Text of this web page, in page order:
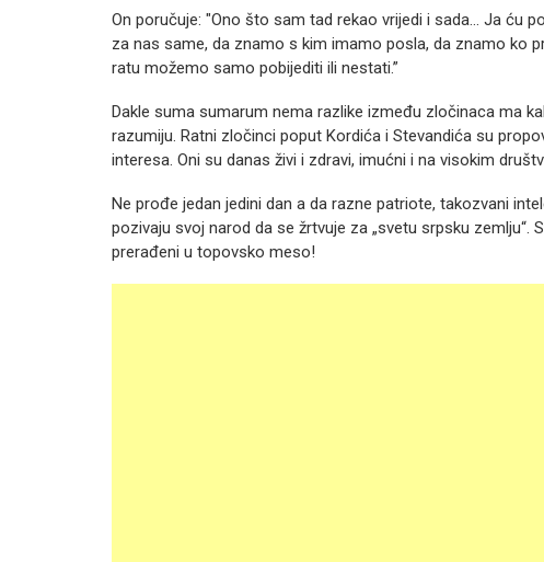
On poručuje: "Ono što sam tad rekao vrijedi i sada... Ja ću
za nas same, da znamo s kim imamo posla, da znamo ko
ratu možemo samo pobijediti ili nestati.”
Dakle suma sumarum nema razlike između zločinaca ma
razumiju. Ratni zločinci poput Kordića i Stevandića su
interesa. Oni su danas živi i zdravi, imućni i na visokim
Ne prođe jedan jedini dan a da razne patriote, takozvani
pozivaju svoj narod da se žrtvuje za „svetu srpsku zemlju“.
prerađeni u topovsko meso!